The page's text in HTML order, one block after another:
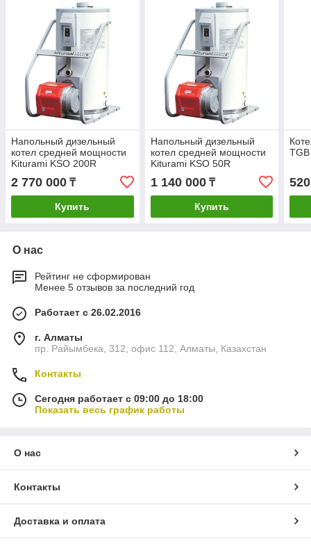
Напольный дизельный
котел средней мощности
Kiturami KSO 200R
2 770 000 ₸
Купить
Напольный дизельный
котел средней мощности
Kiturami KSO 50R
1 140 000₸
Купить
О нас
Рейтинг не сформирован
Менее 5 отзывов за последний год
Работает с 26.02.2016
г. Алматы
пр. Райымбека, 312, офис 112, Алматы, Казахстан
Контакты
Сегодня работает с 09:00 до 18:00
Показать весь график работы
О нас
Контакты
Доставка и оплата